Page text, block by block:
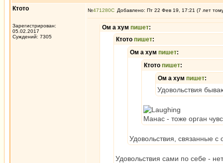
Ктото
Зарегистрирован:
05.02.2017
Суждений: 7305
№471280 Добавлено: Пт 22 Фев 19, 17:21 (7 лет
Ом а хум пишет:
Ктото пишет:
Ом а хум пишет:
Ктото пишет:
Ом а хум пишет:
Удовольствия
Манас - тоже орган
Удовольствия, связанные с
Удовольствия сами по себе -